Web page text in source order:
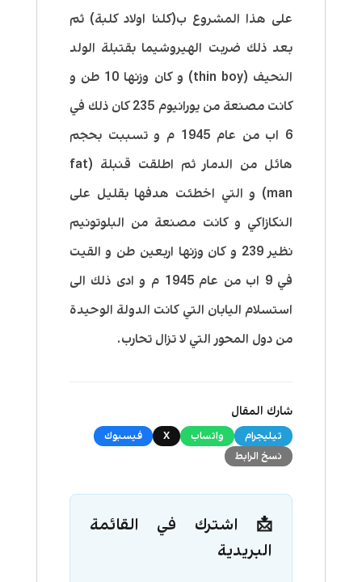
على هذا المشروع ب(كلنا اولاد كلبة) ثم
بعد ذلك ضربت الهيروشيما بقتبلة الولد
النحيف (thin boy) و كان وزنها 10 طن و
كانت مصنعة من يورانيوم 235 كان ذلك في
6 اب من عام 1945 م و تسببت بحجم
هائل من الدمار ثم اطلقت قنبلة (fat
man) و التي اخطئت هدفها بقليل على
النكازاكي و كانت مصنعة من البلوتونيم
نظير 239 و كان وزنها اربعين طن و القيت
في 9 اب من عام 1945 م و ادى ذلك الى
استسلام اليابان التي كانت الدولة الوحيدة
من دول المحور التي لا تزال تحارب.
شارك المقال
تيليجرام واتساب X
فيسبوك
نسخ الرابط
📩 اشترك في القائمة
البريدية